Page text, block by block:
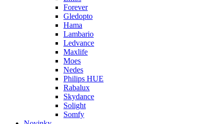
Forever
Gledopto
Hama
Lambario
Ledvance
Maxlife
Moes
Nedes
Philips HUE
Rabalux
Skydance
Solight
Somfy